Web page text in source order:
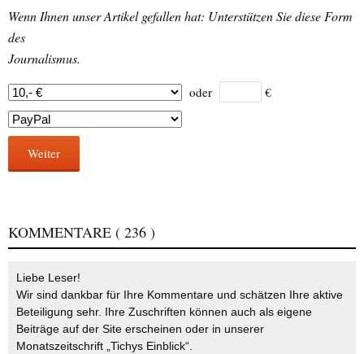
Wenn Ihnen unser Artikel gefallen hat: Unterstützen Sie diese Form
des
Journalismus.
oder €
Weiter
KOMMENTARE ( 236 )
Liebe Leser!
Wir sind dankbar für Ihre Kommentare und schätzen Ihre aktive
Beteiligung sehr. Ihre Zuschriften können auch als eigene
Beiträge auf der Site erscheinen oder in unserer
Monatszeitschrift „Tichys Einblick“.